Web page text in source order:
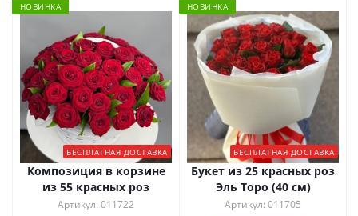
НОВИНКА
БЕСПЛАТНАЯ ДОСТАВКА
Композиция в корзине
из 55 красных роз
Артикул: 011722
НОВИНКА
БЕСПЛАТНАЯ ДОСТАВКА
Букет из 25 красных роз
Эль Торо (40 см)
Артикул: 011705